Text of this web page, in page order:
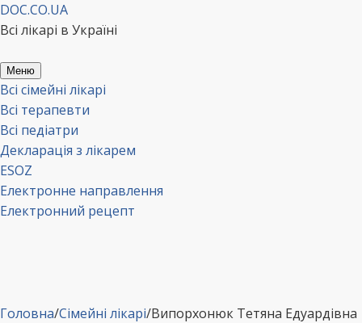
Перейти
до
DOC.CO.UA
Всі лікарі в Україні
Меню
Всі сімейні лікарі
Всі терапевти
Всі педіатри
Декларація з лікарем
ESOZ
Електронне направлення
Електронний рецепт
Головна/Сімейні лікарі/Випорхонюк Тетяна Едуардівна